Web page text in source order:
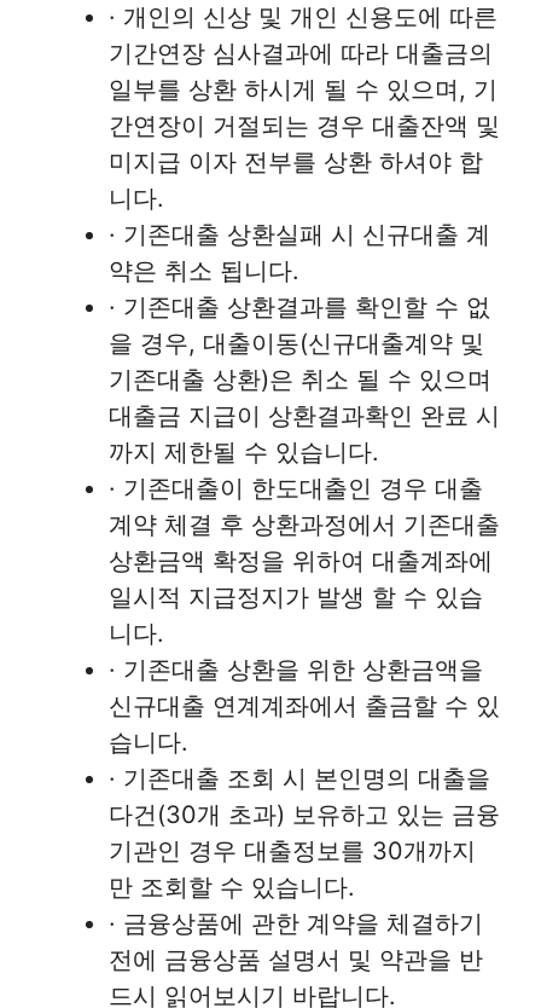
· 개인의 신상 및 개인 신용도에 따른
기간연장 심사결과에 따라 대출금의
일부를 상환 하시게 될 수 있으며, 기
간연장이 거절되는 경우 대출잔액 및
미지급 이자 전부를 상환 하셔야 합
니다.
· 기존대출 상환실패 시 신규대출 계
약은 취소 됩니다.
· 기존대출 상환결과를 확인할 수 없
을 경우, 대출이동(신규대출계약 및
기존대출 상환)은 취소 될 수 있으며
대출금 지급이 상환결과확인 완료 시
까지 제한될 수 있습니다.
· 기존대출이 한도대출인 경우 대출
계약 체결 후 상환과정에서 기존대출
상환금액 확정을 위하여 대출계좌에
일시적 지급정지가 발생 할 수 있습
니다.
· 기존대출 상환을 위한 상환금액을
신규대출 연계계좌에서 출금할 수 있
습니다.
· 기존대출 조회 시 본인명의 대출을
다건(30개 초과) 보유하고 있는 금융
기관인 경우 대출정보를 30개까지
만 조회할 수 있습니다.
· 금융상품에 관한 계약을 체결하기
전에 금융상품 설명서 및 약관을 반
드시 읽어보시기 바랍니다.